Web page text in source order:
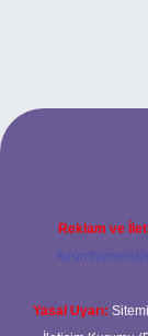
yeni giriş adresi
Reklam ve
Yasal Uyarı: